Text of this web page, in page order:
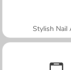
Stylish Nail